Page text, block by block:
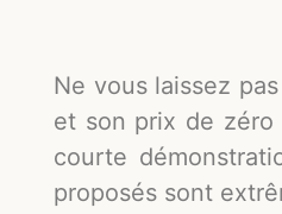
Ne vous laissez
et son prix de zéro
courte
proposés sont